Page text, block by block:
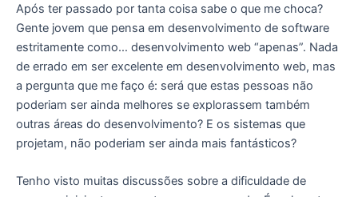
Após ter passado por tanta coisa sabe o que me choca?
Gente jovem que pensa em desenvolvimento de software
estritamente como… desenvolvimento web “apenas”. Nada
de errado em ser excelente em desenvolvimento web, mas
a pergunta que me faço é: será que estas pessoas não
poderiam ser ainda melhores se explorassem também
outras áreas do desenvolvimento? E os sistemas que
projetam, não poderiam ser ainda mais fantásticos?
Tenho visto muitas discussões sobre a dificuldade de